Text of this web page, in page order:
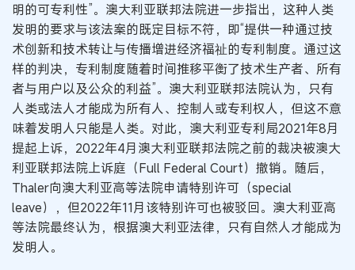
明的可专利性”。澳大利亚联邦法院进一步指出，这种人类
发明的要求与该法案的既定目标不符，即“提供一种通过技
术创新和技术转让与传播增进经济福祉的专利制度。通过这
样的判决，专利制度随着时间推移平衡了技术生产者、所有
者与用户以及公众的利益”。澳大利亚联邦法院认为，只有
人类或法人才能成为所有人、控制人或专利权人，但这不意
味着发明人只能是人类。对此，澳大利亚专利局2021年8月
提起上诉，2022年4月澳大利亚联邦法院之前的裁决被澳大
利亚联邦法院上诉庭（Full Federal Court）撤销。随后，
Thaler向澳大利亚高等法院申请特别许可（special
leave），但2022年11月该特别许可也被驳回。澳大利亚高
等法院最终认为，根据澳大利亚法律，只有自然人才能成为
发明人。